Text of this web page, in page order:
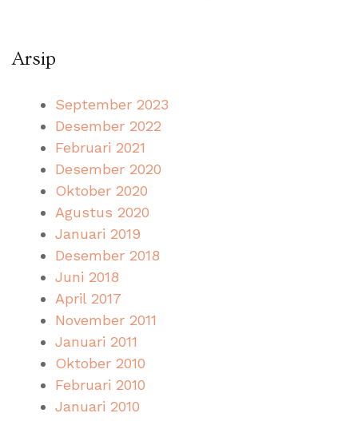
Arsip
September 2023
Desember 2022
Februari 2021
Desember 2020
Oktober 2020
Agustus 2020
Januari 2019
Desember 2018
Juni 2018
April 2017
November 2011
Januari 2011
Oktober 2010
Februari 2010
Januari 2010